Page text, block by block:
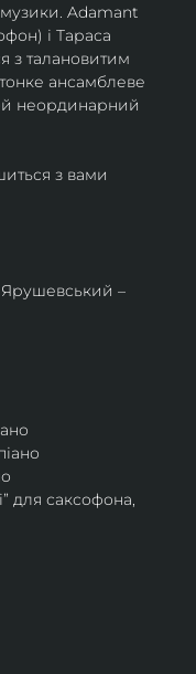
музики. Adamant
і Тараса
з талановитим
ансамблеве
неординарний
з вами
Ярушевський –
для саксофона,